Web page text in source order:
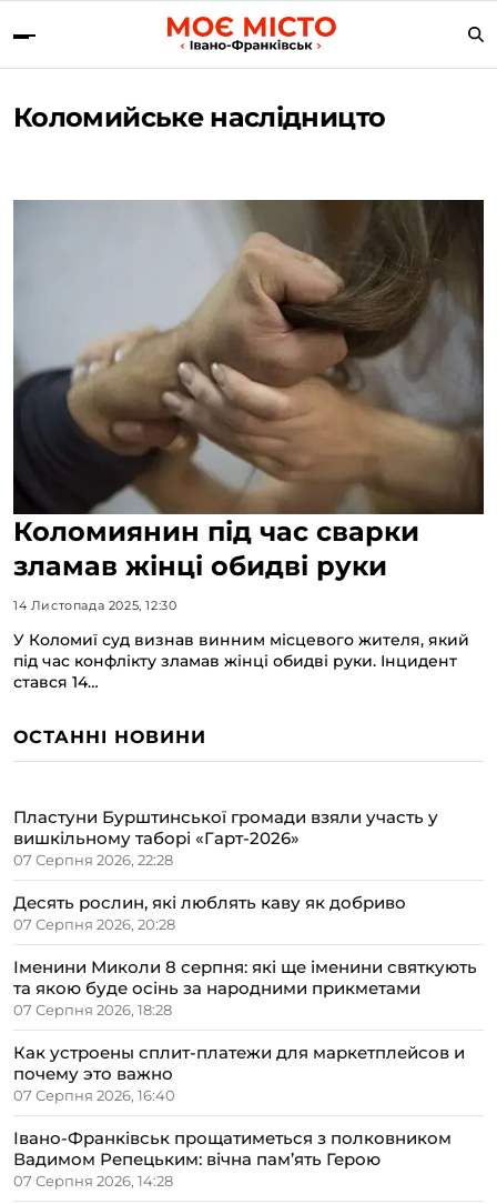
Коломийське наслідницто
Коломиянин під час сварки
зламав жінці обидві руки
14 Листопада 2025, 12:30
У Коломиї суд визнав винним місцевого жителя, який
під час конфлікту зламав жінці обидві руки. Інцидент
стався 14…
ОСТАННІ НОВИНИ
Пластуни Бурштинської громади взяли участь у
вишкільному таборі «Гарт-2026»
07 Серпня 2026, 22:28
Десять рослин, які люблять каву як добриво
07 Серпня 2026, 20:28
Іменини Миколи 8 серпня: які ще іменини святкують
та якою буде осінь за народними прикметами
07 Серпня 2026, 18:28
Как устроены сплит-платежи для маркетплейсов и
почему это важно
07 Серпня 2026, 16:40
Івано-Франківськ прощатиметься з полковником
Вадимом Репецьким: вічна пам’ять Герою
07 Серпня 2026, 14:28